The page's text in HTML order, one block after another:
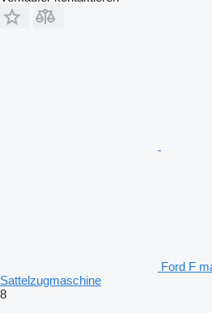
Ford F
Sattelzugmaschine
8